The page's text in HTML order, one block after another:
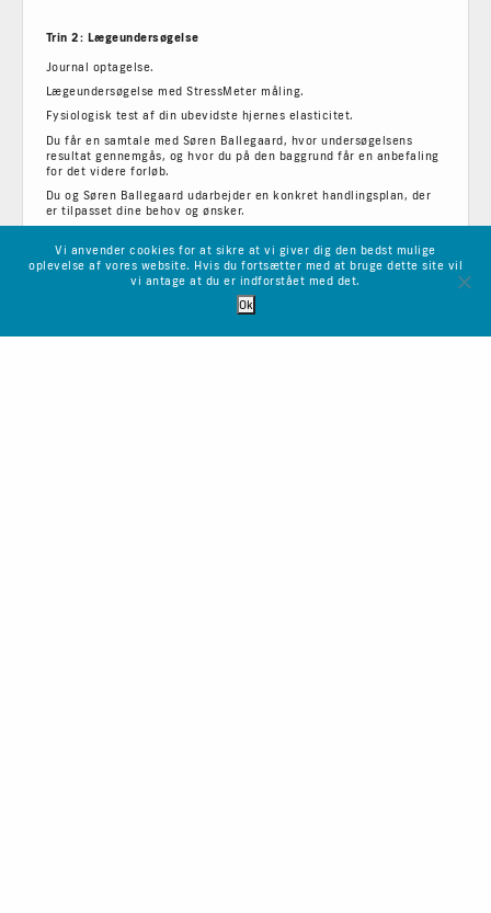
Trin 2: Lægeundersøgelse
Journal optagelse.
Lægeundersøgelse med StressMeter måling.
Fysiologisk test af din ubevidste hjernes elasticitet.
Du får en samtale med Søren Ballegaard, hvor undersøgelsens
resultat gennemgås, og hvor du på den baggrund får en anbefaling
for det videre forløb.
Du og Søren Ballegaard udarbejder en konkret handlingsplan, der
er tilpasset dine behov og ønsker.
Vi anvender cookies for at sikre at vi giver dig den bedst mulige
oplevelse af vores website. Hvis du fortsætter med at bruge dette site vil
vi antage at du er indforstået med det.
Ok